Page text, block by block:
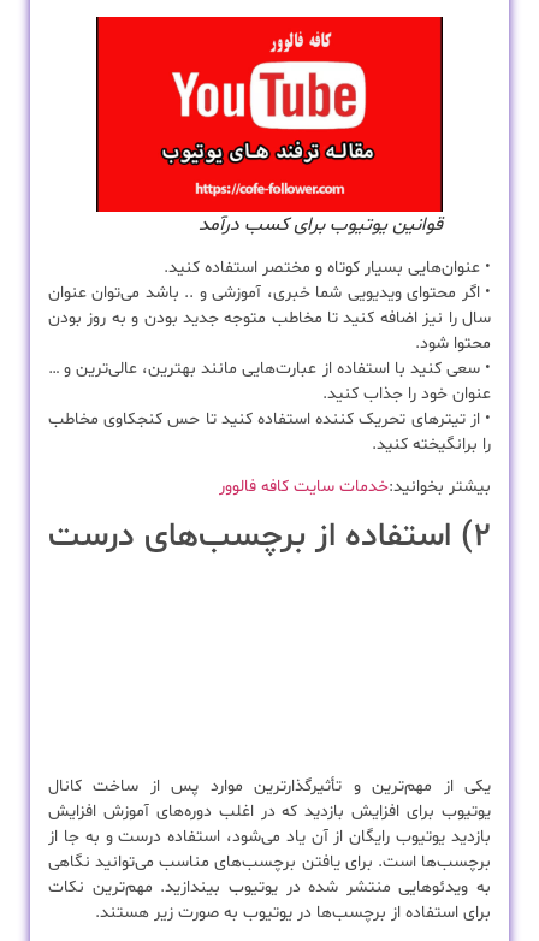
قوانین یوتیوب برای کسب درآمد
• عنوان‌هایی بسیار کوتاه و مختصر استفاده کنید.
• اگر محتوای ویدیویی شما خبری، آموزشی و .. باشد می‌توان عنوان
سال را نیز اضافه کنید تا مخاطب متوجه جدید بودن و به روز بودن
محتوا شود.
• سعی کنید با استفاده از عبارت‌هایی مانند بهترین، عالی‌ترین و …
عنوان خود را جذاب کنید.
• از تیترهای تحریک کننده استفاده کنید تا حس کنجکاوی مخاطب
را برانگیخته کنید.
بیشتر بخوانید:خدمات سایت کافه فالوور
۲) استفاده از برچسب‌های درست
یکی از مهم‌ترین و تأثیرگذارترین موارد پس از ساخت کانال
یوتیوب برای افزایش بازدید که در اغلب دوره‌های آموزش افزایش
بازدید یوتیوب رایگان از آن‌ یاد می‌شود، استفاده درست و به جا از
برچسب‌ها است. برای یافتن برچسب‌های مناسب می‌توانید نگاهی
به ویدئوهایی منتشر شده در یوتیوب بیندازید. مهم‌ترین نکات
برای استفاده از برچسب‌ها در یوتیوب به صورت زیر هستند.